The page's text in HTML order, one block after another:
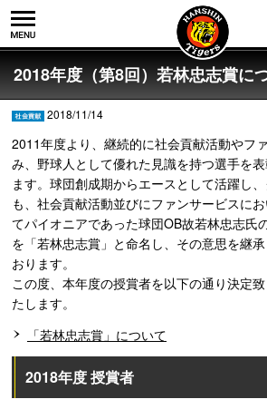
2018年度（第8回）若林忠志賞に
2018/11/14
2011年度より、継続的に社会貢献活動やフ
み、野球人として優れた見識を持つ選手を
ます。球団創成期からエースとして活躍し
も、社会貢献活動並びにファンサービスに
てパイオニアであった球団OB故若林忠志氏
を「若林忠志賞」と命名し、その意思を継
おります。
この度、本年度の授賞者を以下の通り決定
たします。
「若林忠志賞」について
2018年度 授賞者